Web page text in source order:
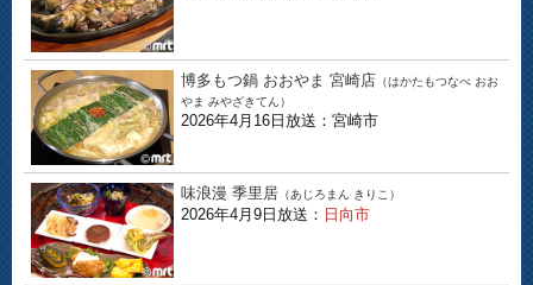
博多もつ鍋 おおやま 宮崎店 （はかたもつなべ おお
やま みやざきてん）
2026年4月16日放送：宮崎市
味浪漫 季里居 （あじろまん きりこ）
2026年4月9日放送： 日向市